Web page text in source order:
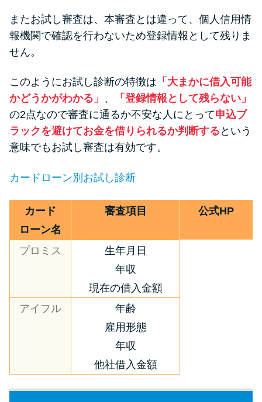
またお試し審査は、本審査とは違って、個人信用情
報機関で確認を行わないため登録情報として残りま
せん。
このようにお試し診断の特徴は 「大まかに借入可能
かどうかがわかる」 、
「登録情報として残らない」
の2点なので審査に通るか不安な人にとって申込ブ
ラックを避けてお金を借りられるか判断する という
意味でもお試し審査は有効です。
カードローン別お試し診断
カード
ローン名
審査項目 公式HP
プロミス
生年月日
年収
現在の借入金額
アイフル
年齢
雇用形態
年収
他社借入金額